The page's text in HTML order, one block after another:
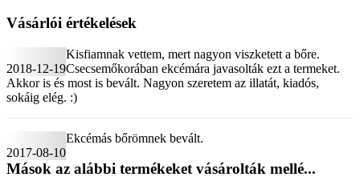
Vásárlói értékelések
2018-12-19
Kisfiamnak vettem, mert nagyon viszketett a bőre.
Csecsemőkorában ekcémára javasolták ezt a termeket.
Akkor is és most is bevált. Nagyon szeretem az illatát, kiadós,
sokáig elég. :)
2017-08-10
Ekcémás bőrömnek bevált.
Mások az alábbi termékeket vásárolták mellé...